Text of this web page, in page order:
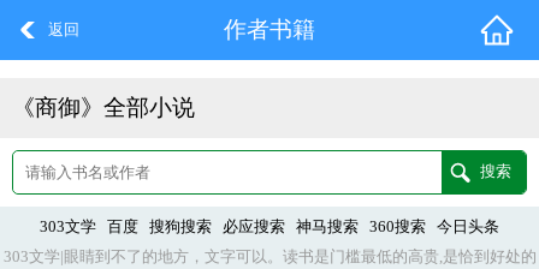
返回 作者书籍
《商御》全部小说
303文学 百度 搜狗搜索 必应搜索 神马搜索 360搜索
今日头条
303文学|眼睛到不了的地方，文字可以。读书是门槛最低的高贵,是恰到好处的